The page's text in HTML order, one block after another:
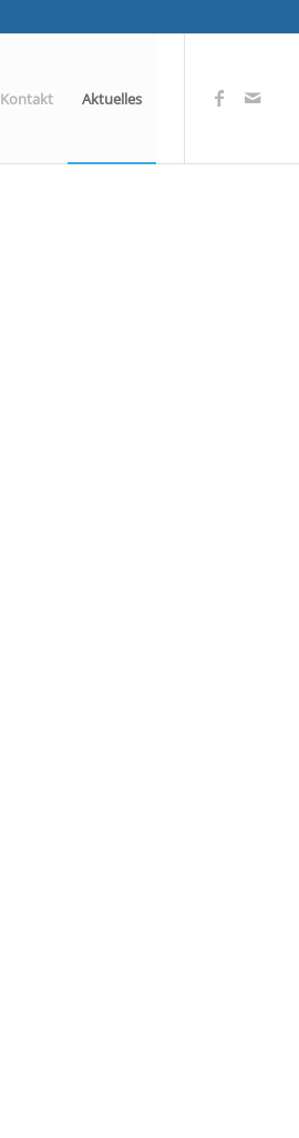
Kontakt Aktuelles